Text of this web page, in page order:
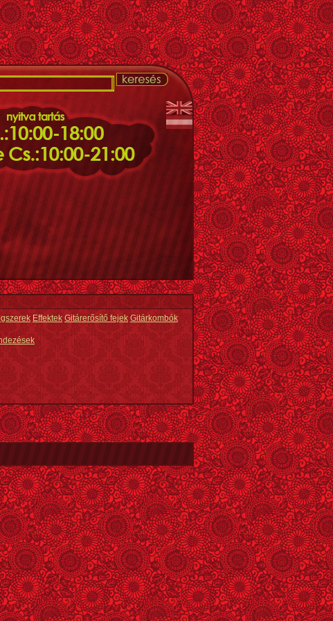
Effektek Gitárerősítő fejek Gitárkombók